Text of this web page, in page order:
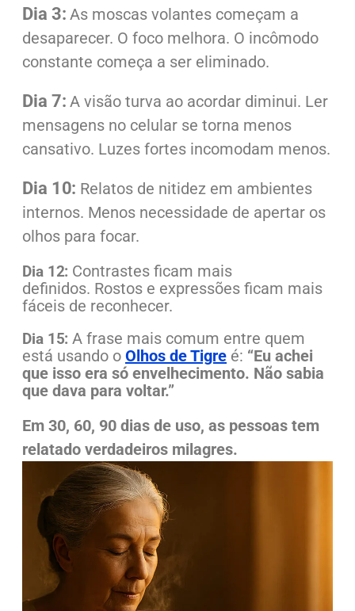
Dia 3: As moscas volantes começam a
desaparecer. O foco melhora. O incômodo
constante começa a ser eliminado.
Dia 7: A visão turva ao acordar diminui. Ler
mensagens no celular se torna menos
cansativo. Luzes fortes incomodam menos.
Dia 10: Relatos de nitidez em ambientes
internos. Menos necessidade de apertar os
olhos para focar.
Dia 12: Contrastes ficam mais
definidos. Rostos e expressões ficam mais
fáceis de reconhecer.
Dia 15:A frase mais comum entre quem
está usando o Olhos de Tigre é: “Eu achei
que isso era só envelhecimento. Não sabia
que dava para voltar.”
Em 30, 60, 90 dias de uso, as pessoas tem
relatado verdadeiros milagres.